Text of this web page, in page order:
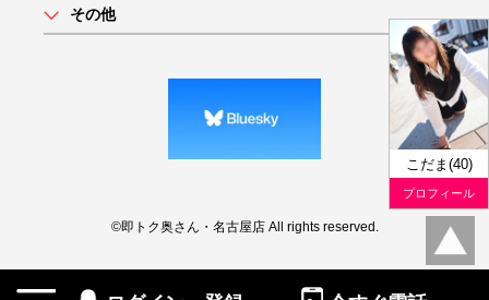
こだま(40)
プロフィール
その他
©即トク奥さん・名古屋店 All rights reserved.